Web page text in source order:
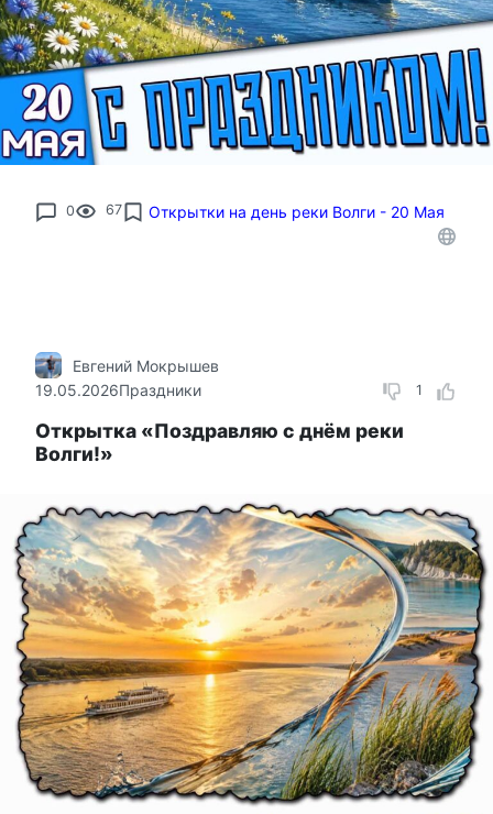
0 67 Открытки на день реки Волги - 20 Мая
1
Евгений Мокрышев
19.05.2026Праздники
Открытка «Поздравляю с днём реки
Волги!»